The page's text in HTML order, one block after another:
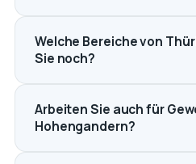
Welche Bereiche von
Sie noch?
Arbeiten Sie auch für
Hohengandern?